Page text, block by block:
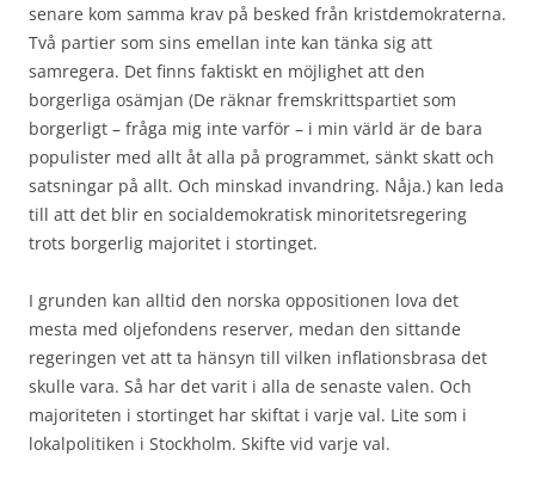
senare kom samma krav på besked från kristdemokraterna.
Två partier som sins emellan inte kan tänka sig att
samregera. Det finns faktiskt en möjlighet att den
borgerliga osämjan (De räknar fremskrittspartiet som
borgerligt – fråga mig inte varför – i min värld är de bara
populister med allt åt alla på programmet, sänkt skatt och
satsningar på allt. Och minskad invandring. Nåja.) kan leda
till att det blir en socialdemokratisk minoritetsregering
trots borgerlig majoritet i stortinget.
I grunden kan alltid den norska oppositionen lova det
mesta med oljefondens reserver, medan den sittande
regeringen vet att ta hänsyn till vilken inflationsbrasa det
skulle vara. Så har det varit i alla de senaste valen. Och
majoriteten i stortinget har skiftat i varje val. Lite som i
lokalpolitiken i Stockholm. Skifte vid varje val.